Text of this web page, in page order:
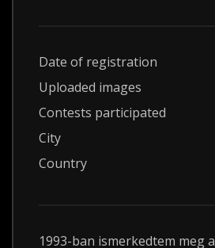
Date of registration
Uploaded images
Contests participated
City
Country
1993-ban ismerkedtem meg a